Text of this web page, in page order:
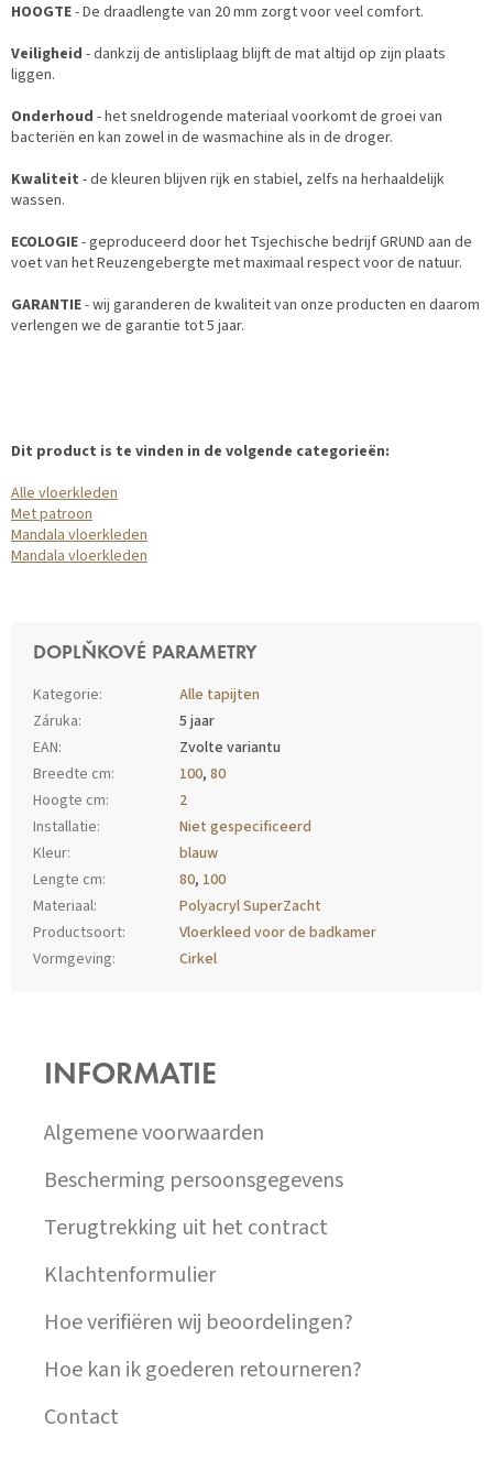
HOOGTE- De draadlengte van 20 mm zorgt voor veel comfort.
Veiligheid - dankzij de antisliplaag blijft de mat altijd op zijn plaats
liggen.
Onderhoud - het sneldrogende materiaal voorkomt de groei van
bacteriën en kan zowel in de wasmachine als in de droger.
Kwaliteit - de kleuren blijven rijk en stabiel, zelfs na herhaaldelijk
wassen.
ECOLOGIE- geproduceerd door het Tsjechische bedrijf GRUND aan de
voet van het Reuzengebergte met maximaal respect voor de natuur.
GARANTIE- wij garanderen de kwaliteit van onze producten en daarom
verlengen we de garantie tot 5 jaar.
Dit product is te vinden in de volgende categorieën:
Alle vloerkleden
Met patroon
Mandala vloerkleden
Mandala vloerkleden
DOPLŇKOVÉ PARAMETRY
Kategorie:
Alle tapijten
Záruka:
5 jaar
EAN:
Zvolte variantu
Breedte cm: 100, 80
Hoogte cm:
2
Installatie:
Niet gespecificeerd
Kleur:
blauw
Lengte cm: 80, 100
Materiaal:
Polyacryl SuperZacht
Productsoort:
Vloerkleed voor de badkamer
Vormgeving:
Cirkel
INFORMATIE
Algemene voorwaarden
Bescherming persoonsgegevens
Terugtrekking uit het contract
Klachtenformulier
Hoe verifiëren wij beoordelingen?
Hoe kan ik goederen retourneren?
Contact